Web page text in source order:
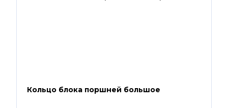
Кольцо блока поршней большое